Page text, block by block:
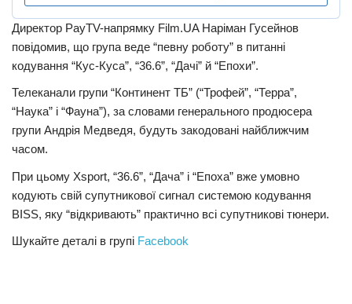
Директор PayTV-напрямку Film.UA Наріман Гусейнов
повідомив, що група веде “певну роботу” в питанні
кодування “Кус-Куса”, “36.6”, “Дачі” й “Епохи”.
Телеканали групи “Континент ТБ” (“Трофей”, “Терра”,
“Наука” і “Фауна”), за словами генерального продюсера
групи Андрія Медведя, будуть закодовані найближчим
часом.
При цьому Xsport, “36.6”, “Дача” і “Епоха” вже умовно
кодують свій супутникової сигнал системою кодування
BISS, яку “відкривають” практично всі супутникові тюнери.
Шукайте деталі в групі Facebook